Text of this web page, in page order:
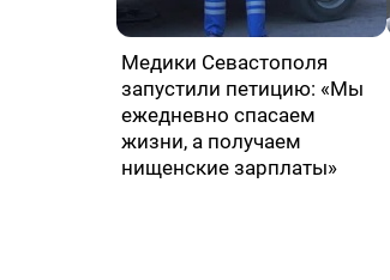
Медики Севастополя
запустили петицию: «Мы
ежедневно спасаем
жизни, а получаем
нищенские зарплаты»